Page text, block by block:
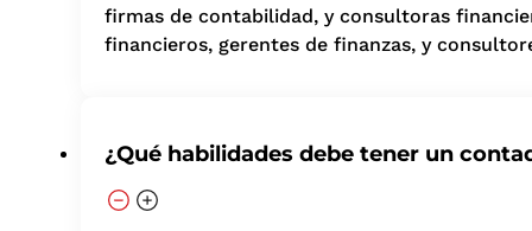
firmas de contabilidad, y consultoras
financieros, gerentes de finanzas, y
¿Qué habilidades debe tener un